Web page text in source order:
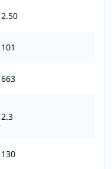
2.50
101
663
2.3
130